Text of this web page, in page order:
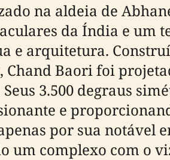
na aldeia de
da Índia e um
e arquitetura.
Baori foi
3.500 degraus
e
por sua notável
um complexo com o